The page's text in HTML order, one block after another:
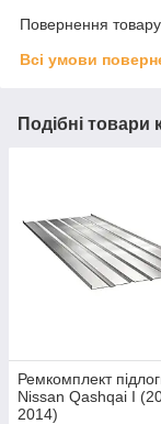
Повернення
Всі умови
Подібні товари
Ремкомплект
Nissan Qashqai I
2014)